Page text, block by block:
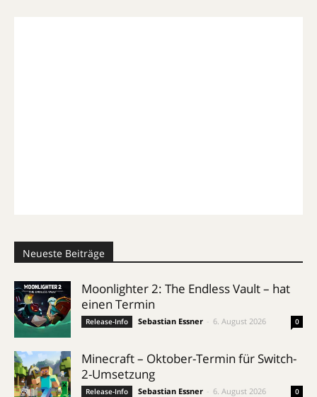
Neueste Beiträge
Moonlighter 2: The Endless Vault – hat
einen Termin
Release-Info Sebastian Essner 6. August 2026 0
Minecraft – Oktober-Termin für Switch-
2-Umsetzung
Release-Info Sebastian Essner 6. August 2026 0